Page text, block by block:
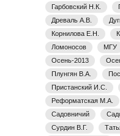
Гарбовский Н.К.
Древаль А.В.
Корнилова Е.Н.
Ломоносов
МГУ
Осень-2013
Плунгян В.А.
Пристанский И.С.
Реформатская М.А.
Садовничий
Сурдин В.Г.